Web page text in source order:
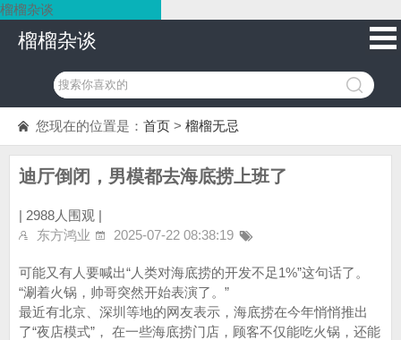
榴榴杂谈
榴榴杂谈
您现在的位置是： 首页 > 榴榴无忌
迪厅倒闭，男模都去海底捞上班了
| 2988人围观 |
东方鸿业
2025-07-22 08:38:19
可能又有人要喊出“人类对海底捞的开发不足1%”这句话了。
“涮着火锅，帅哥突然开始表演了。”
最近有北京、深圳等地的网友表示，海底捞在今年悄悄推出
了“夜店模式”， 在一些海底捞门店，顾客不仅能吃火锅，还能